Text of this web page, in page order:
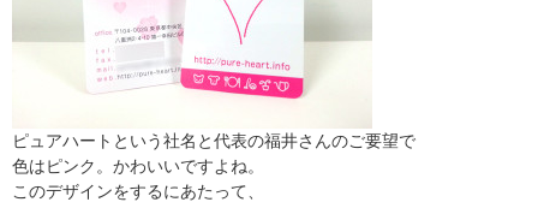
ピュアハートという社名と代表の福井さんのご要望で
色はピンク。かわいいですよね。
このデザインをするにあたって、